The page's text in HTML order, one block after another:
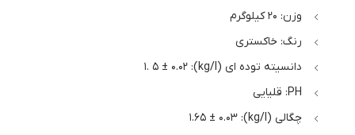
وزن: 20 کیلوگرم
رنگ: خاکستری
دانسیته توده ای (kg/l): 1. 5 ± 0.02
PH: قلیایی
چگالی (kg/l): 1.65 ± 0.03